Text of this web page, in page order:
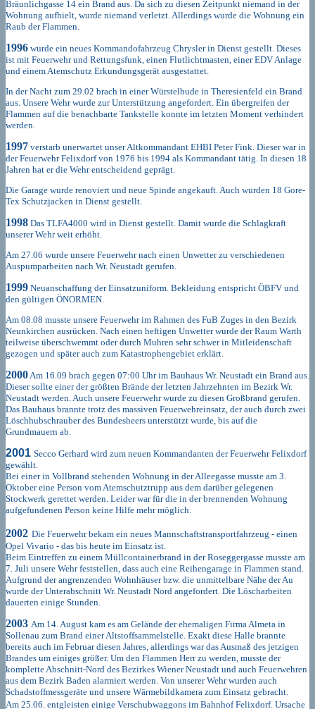
Bräunlichgasse 14 ein Brand aus. Da sich zu diesen Zeitpunkt niemand in der
Wohnung aufhielt, wurde niemand verletzt. Allerdings wurde die Wohnung ein
Raub der Flammen.
1996 wurde ein neues Kommandofahrzeug Chrysler in Dienst gestellt. Dieses
ist mit Feuerwehr und Rettungsfunk, einen Flutlichtmasten, einer EDV Anlage
und einem Atemschutz Erkundungsgerät ausgestattet.
In der Nacht zum 29.02 brach in einer Würstelbude in Theresienfeld ein Brand
aus. Unsere Wehr wurde zur Unterstützung angefordert. Ein übergreifen der
Flammen auf die benachbarte Tankstelle konnte im letzten Moment verhindert
werden.
1997 verstarb unerwartet unser Altkommandant EHBI Peter Fink. Dieser war in
der Feuerwehr Felixdorf von 1976 bis 1994 als Kommandant tätig. In diesen 18
Jahren hat er die Wehr entscheidend geprägt.
Die Garage wurde renoviert und neue Spinde angekauft. Auch wurden 18 Gore-
Tex Schutzjacken in Dienst gestellt.
1998 Das TLFA4000 wird in Dienst gestellt. Damit wurde die Schlagkraft
unserer Wehr weit erhöht.
Am 27.06 wurde unsere Feuerwehr nach einen Unwetter zu verschiedenen
Auspumparbeiten nach Wr. Neustadt gerufen.
1999 Neuanschaffung der Einsatzuniform. Bekleidung entspricht ÖBFV und
den gültigen ÖNORMEN.
Am 08.08 musste unsere Feuerwehr im Rahmen des FuB Zuges in den Bezirk
Neunkirchen ausrücken. Nach einen heftigen Unwetter wurde der Raum Warth
teilweise überschwemmt oder durch Muhren sehr schwer in Mitleidenschaft
gezogen und später auch zum Katastrophengebiet erklärt.
2000Am 16.09 brach gegen 07:00 Uhr im Bauhaus Wr. Neustadt ein Brand aus.
Dieser sollte einer der größten Brände der letzten Jahrzehnten im Bezirk Wr.
Neustadt werden. Auch unsere Feuerwehr wurde zu diesen Großbrand gerufen.
Das Bauhaus brannte trotz des massiven Feuerwehreinsatz, der auch durch zwei
Löschhubschrauber des Bundesheers unterstützt wurde, bis auf die
Grundmauern ab.
2001 Secco Gerhard wird zum neuen Kommandanten der Feuerwehr Felixdorf
gewählt.
Bei einer in Vollbrand stehenden Wohnung in der Alleegasse musste am 3.
Oktober eine Person vom Atemschutztrupp aus dem darüber gelegenen
Stockwerk gerettet werden. Leider war für die in der brennenden Wohnung
aufgefundenen Person keine Hilfe mehr möglich.
2002 Die Feuerwehr bekam ein neues Mannschaftstransportfahrzeug - einen
Opel Vivario - das bis heute im Einsatz ist.
Beim Eintreffen zu einem Müllcontainerbrand in der Roseggergasse musste am
7. Juli unsere Wehr feststellen, dass auch eine Reihengarage in Flammen stand.
Aufgrund der angrenzenden Wohnhäuser bzw. die unmittelbare Nähe der Au
wurde der Unterabschnitt Wr. Neustadt Nord angefordert. Die Löscharbeiten
dauerten einige Stunden.
2003 Am 14. August kam es am Gelände der ehemaligen Firma Almeta in
Sollenau zum Brand einer Altstoffsammelstelle. Exakt diese Halle brannte
bereits auch im Februar diesen Jahres, allerdings war das Ausmaß des jetzigen
Brandes um einiges größer. Um den Flammen Herr zu werden, musste der
komplette Abschnitt-Nord des Bezirkes Wiener Neustadt und auch Feuerwehren
aus dem Bezirk Baden alarmiert werden. Von unserer Wehr wurden auch
Schadstoffmessgeräte und unsere Wärmebildkamera zum Einsatz gebracht.
Am 25.06. entgleisten einige Verschubwaggons im Bahnhof Felixdorf. Ursache